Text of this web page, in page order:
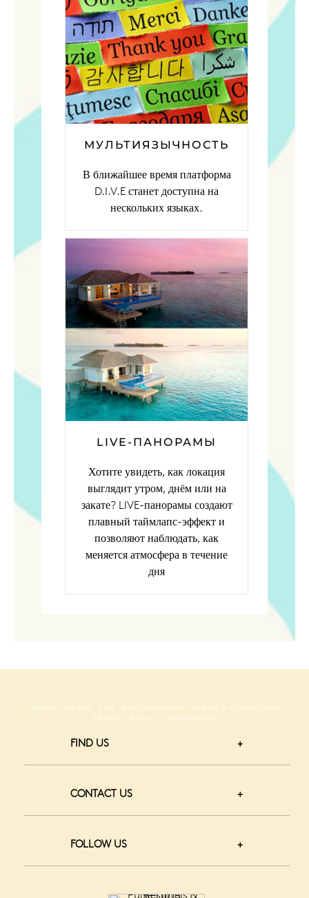
МУЛЬТИЯЗЫЧНОСТЬ
В ближайшее время платформа
D.I.V.E станет доступна на
нескольких языках.
LIVE-ПАНОРАМЫ
Хотите увидеть, как локация
выглядит утром, днём или на
закате? LIVE-панорамы создают
плавный таймлапс-эффект и
позволяют наблюдать, как
меняется атмосфера в течение
дня
NEWS MEDIA FAQ PARTNERSHIPS
TERMS & CONDITIONS
PRIVACY POLICY
DOWNLOADS
FIND US
CONTACT US
FOLLOW US